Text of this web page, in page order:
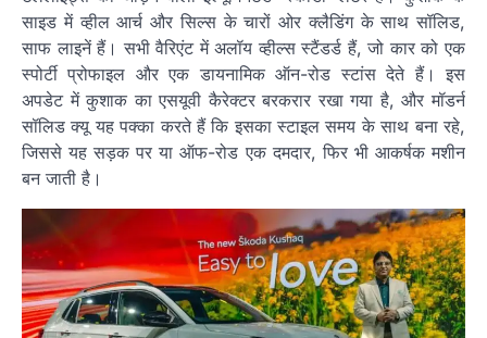
साइड में व्हील आर्च और सिल्स के चारों ओर क्लैडिंग के साथ सॉलिड,
साफ लाइनें हैं। सभी वैरिएंट में अलॉय व्हील्स स्टैंडर्ड हैं, जो कार को एक
स्पोर्टी प्रोफाइल और एक डायनामिक ऑन-रोड स्टांस देते हैं। इस
अपडेट में कुशाक का एसयूवी कैरेक्टर बरकरार रखा गया है, और मॉडर्न
सॉलिड क्यू यह पक्का करते हैं कि इसका स्टाइल समय के साथ बना रहे,
जिससे यह सड़क पर या ऑफ-रोड एक दमदार, फिर भी आकर्षक मशीन
बन जाती है।